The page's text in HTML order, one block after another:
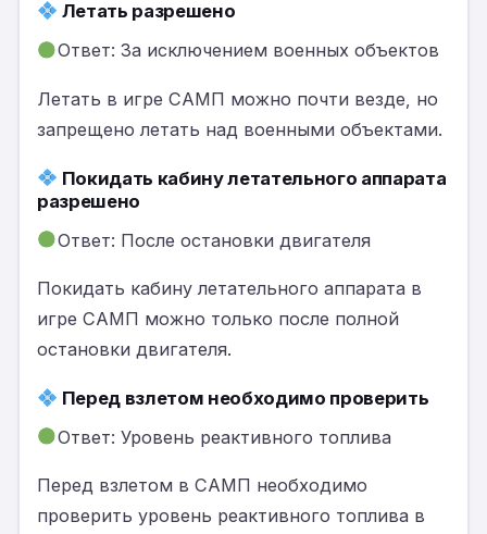
Летать разрешено
Ответ: За исключением военных объектов
Летать в игре САМП можно почти везде, но
запрещено летать над военными объектами.
Покидать кабину летательного аппарата
разрешено
Ответ: После остановки двигателя
Покидать кабину летательного аппарата в
игре САМП можно только после полной
остановки двигателя.
Перед взлетом необходимо проверить
Ответ: Уровень реактивного топлива
Перед взлетом в САМП необходимо
проверить уровень реактивного топлива в